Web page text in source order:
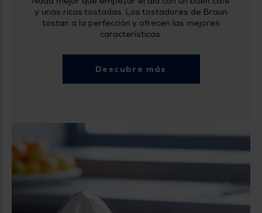
y unas ricas tostadas. Los tostadores de Braun
tostan a la perfección y ofrecen las mejores
características.
Descubre más